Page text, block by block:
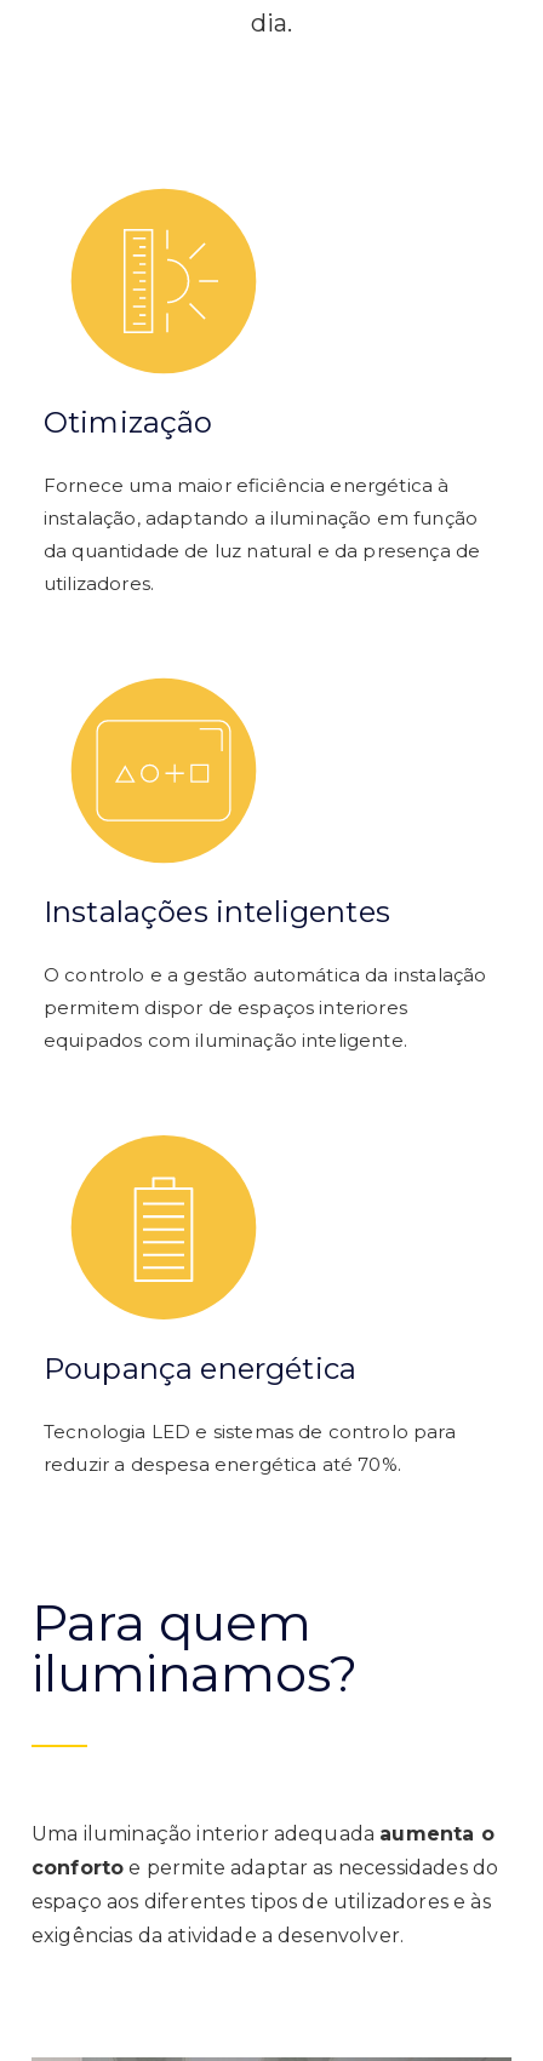
dia.
Otimização
Fornece uma maior eficiência energética à
instalação, adaptando a iluminação em função
da quantidade de luz natural e da presença de
utilizadores.
Instalações inteligentes
O controlo e a gestão automática da instalação
permitem dispor de espaços interiores
equipados com iluminação inteligente.
Poupança energética
Tecnologia LED e sistemas de controlo para
reduzir a despesa energética até 70%.
Para quem
iluminamos?
Uma iluminação interior adequada aumenta o
conforto e permite adaptar as necessidades do
espaço aos diferentes tipos de utilizadores e às
exigências da atividade a desenvolver.